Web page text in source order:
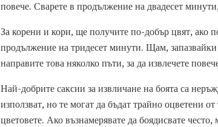
повече. Сварете в продължение на двадесет
За корени и кори, ще получите по-добър цвят, ако
продължение на тридесет минути. Щам,
направите това няколко пъти, за да извлечете
Най-добрите саксии за извличане на боята са
използват, но те могат да бъдат трайно оцветени
цветовете. Ако възнамерявате да боядисвате